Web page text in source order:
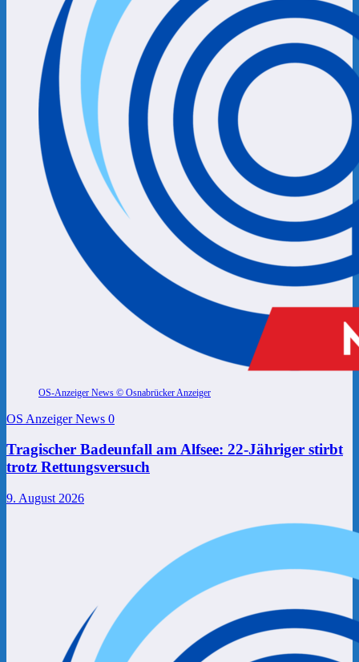
OS-Anzeiger News © Osnabrücker Anzeiger
OS Anzeiger News 0
Tragischer Badeunfall am Alfsee: 22-Jähriger stirbt
trotz Rettungsversuch
9. August 2026